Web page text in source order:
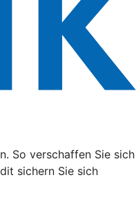
So verschaffen Sie sich
sichern Sie sich